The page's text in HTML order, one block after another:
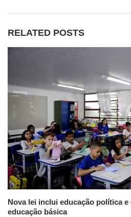
RELATED POSTS
Nova lei inclui educação política
educação básica